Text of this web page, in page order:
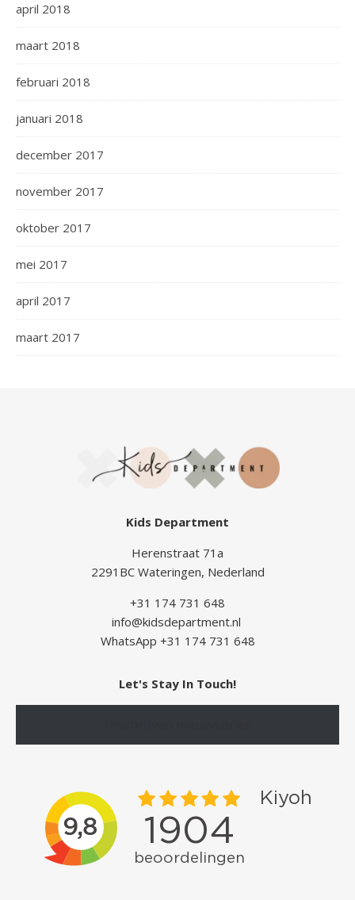
april 2018
maart 2018
februari 2018
januari 2018
december 2017
november 2017
oktober 2017
mei 2017
april 2017
maart 2017
Kids Department
Herenstraat 71a
2291BC Wateringen, Nederland
+31 174 731 648
info@kidsdepartment.nl
WhatsApp +31 174 731 648
Let's Stay In Touch!